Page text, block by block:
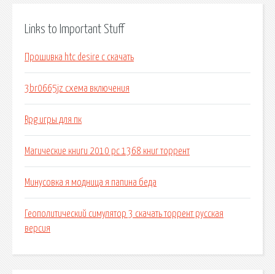
Links to Important Stuff
Прошивка htc desire c скачать
3br0665jz схема включения
Rpg игры для пк
Магические книги 2010 pc 1368 книг торрент
Минусовка я модница я папина беда
Геополитический симулятор 3 скачать торрент русская
версия